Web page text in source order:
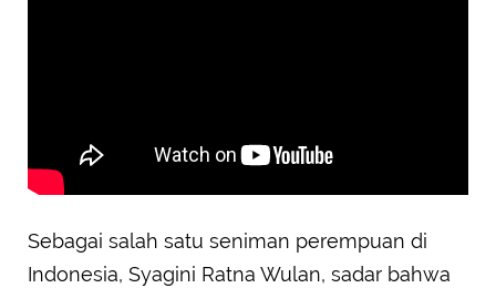
Sebagai salah satu seniman perempuan di
Indonesia, Syagini Ratna Wulan, sadar bahwa